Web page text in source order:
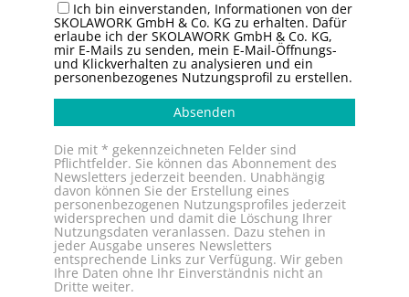
Ich bin einverstanden, Informationen von der
SKOLAWORK GmbH & Co. KG zu erhalten. Dafür
erlaube ich der SKOLAWORK GmbH & Co. KG,
mir E-Mails zu senden, mein E-Mail-Öffnungs-
und Klickverhalten zu analysieren und ein
personenbezogenes Nutzungsprofil zu erstellen.
Absenden
Die mit * gekennzeichneten Felder sind
Pflichtfelder. Sie können das Abonnement des
Newsletters jederzeit beenden. Unabhängig
davon können Sie der Erstellung eines
personenbezogenen Nutzungsprofiles jederzeit
widersprechen und damit die Löschung Ihrer
Nutzungsdaten veranlassen. Dazu stehen in
jeder Ausgabe unseres Newsletters
entsprechende Links zur Verfügung. Wir geben
Ihre Daten ohne Ihr Einverständnis nicht an
Dritte weiter.